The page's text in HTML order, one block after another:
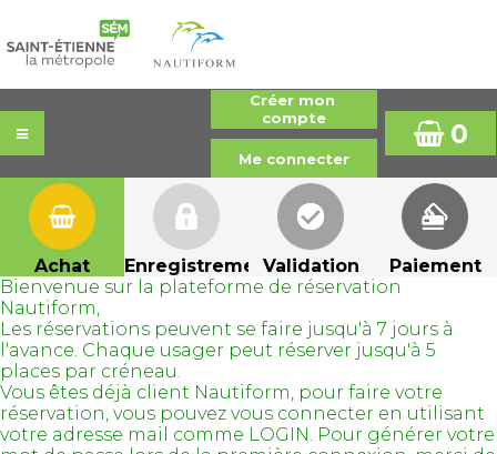
0
Achat EnregistrementValidation
Paiement
Bienvenue sur la plateforme de réservation
Nautiform,
Les réservations peuvent se faire jusqu'à 7 jours à
l'avance. Chaque usager peut réserver jusqu'à 5
places par créneau.
Vous êtes déjà client Nautiform, pour faire votre
réservation, vous pouvez vous connecter en utilisant
votre adresse mail comme LOGIN. Pour générer votre